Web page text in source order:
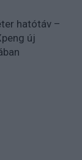
hatótáv –
új